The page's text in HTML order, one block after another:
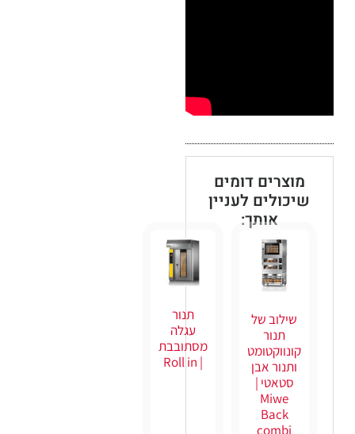
מוצרים דומים
שיכולים לעניין
אותך:
שילוב של
תנור
קונווקטומט
ותנור אבן
סטאטי |
Miwe
Back
combi
תנור
עגלה
מסתובבת
| Roll in